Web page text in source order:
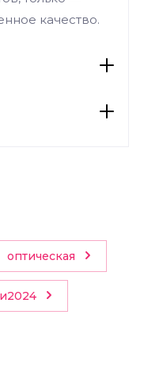
качество.
оптическая